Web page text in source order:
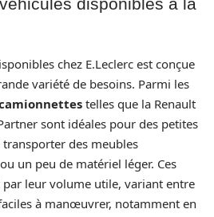
chez E.Leclerc est conçue
variété de besoins. Parmi les
telles que la Renault
sont idéales pour des petites
des meubles
un peu de matériel léger. Ces
leur volume utile, variant entre
à manœuvrer, notamment en